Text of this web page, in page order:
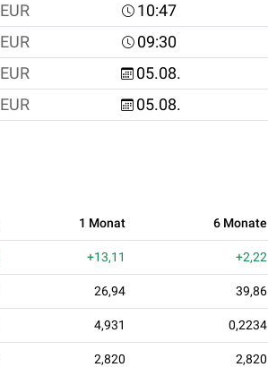
EUR
10:47
EUR
09:30
EUR
05.08.
EUR 05.08.
1 Monat 6 Monate
+13,11 +2,22
26,94 39,86
4,931 0,2234
2,820 2,820